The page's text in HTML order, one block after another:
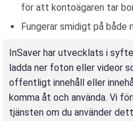
för att kontoägaren tar
Fungerar smidigt på både
InSaver har utvecklats i
ladda ner foton eller videor
offentligt innehåll eller
komma åt och använda. Vi
tjänsten om du använder